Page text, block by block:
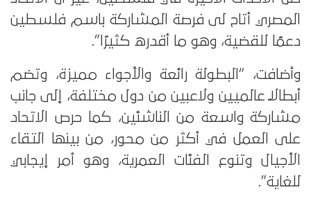
المصري أتاح لى فرصة المشاركة باسم فلسطين
دعمًا للقضية، وهو ما أقدره كثيرًا”.
وأضافت، “البطولة رائعة والأجواء مميزة، وتضم
أبطالًا عالميين ولاعبين من دول مختلفة، إلى جانب
مشاركة واسعة من الناشئين، كما حرص الاتحاد
على العمل في أكثر من محور، من بينها التقاء
الأجيال وتنوع الفئات العمرية، وهو أمر إيجابي
للغاية”.